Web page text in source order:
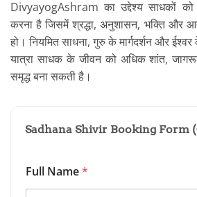
DivyayogAshram का उद्देश्य साधकों को
करना है जिसमें श्रद्धा, अनुशासन, भक्ति और
हो। नियमित साधना, गुरु के मार्गदर्शन और
यात्रा साधक के जीवन को अधिक शांत,
समृद्ध बना सकती है।
Sadhana Shivir Booking Form
e
l
Full Name*